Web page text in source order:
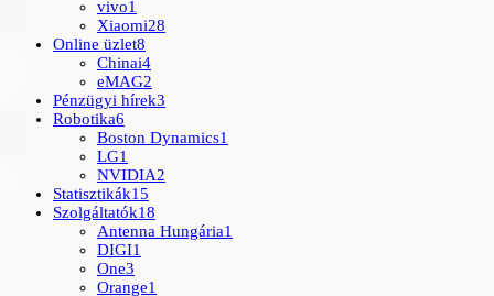
vivo1
Xiaomi28
Online üzlet8
Chinai4
eMAG2
Pénzügyi hírek3
Robotika6
Boston Dynamics1
LG1
NVIDIA2
Statisztikák15
Szolgáltatók18
Antenna Hungária1
DIGI1
One3
Orange1